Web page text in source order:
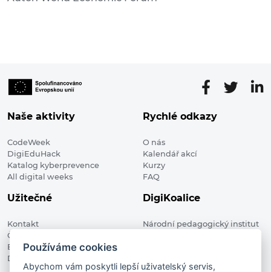
Naše aktivity
CodeWeek
DigiEduHack
Katalog kyberprevence
All digital weeks
Rychlé odkazy
O nás
Kalendář akcí
Kurzy
FAQ
Užitečné
Kontakt
Členské organizace
Blog
Digitalizace ve vzdělávání
DigiKoalice
Národní pedagogický institut
Používáme cookies
Abychom vám poskytli lepší uživatelský servis,